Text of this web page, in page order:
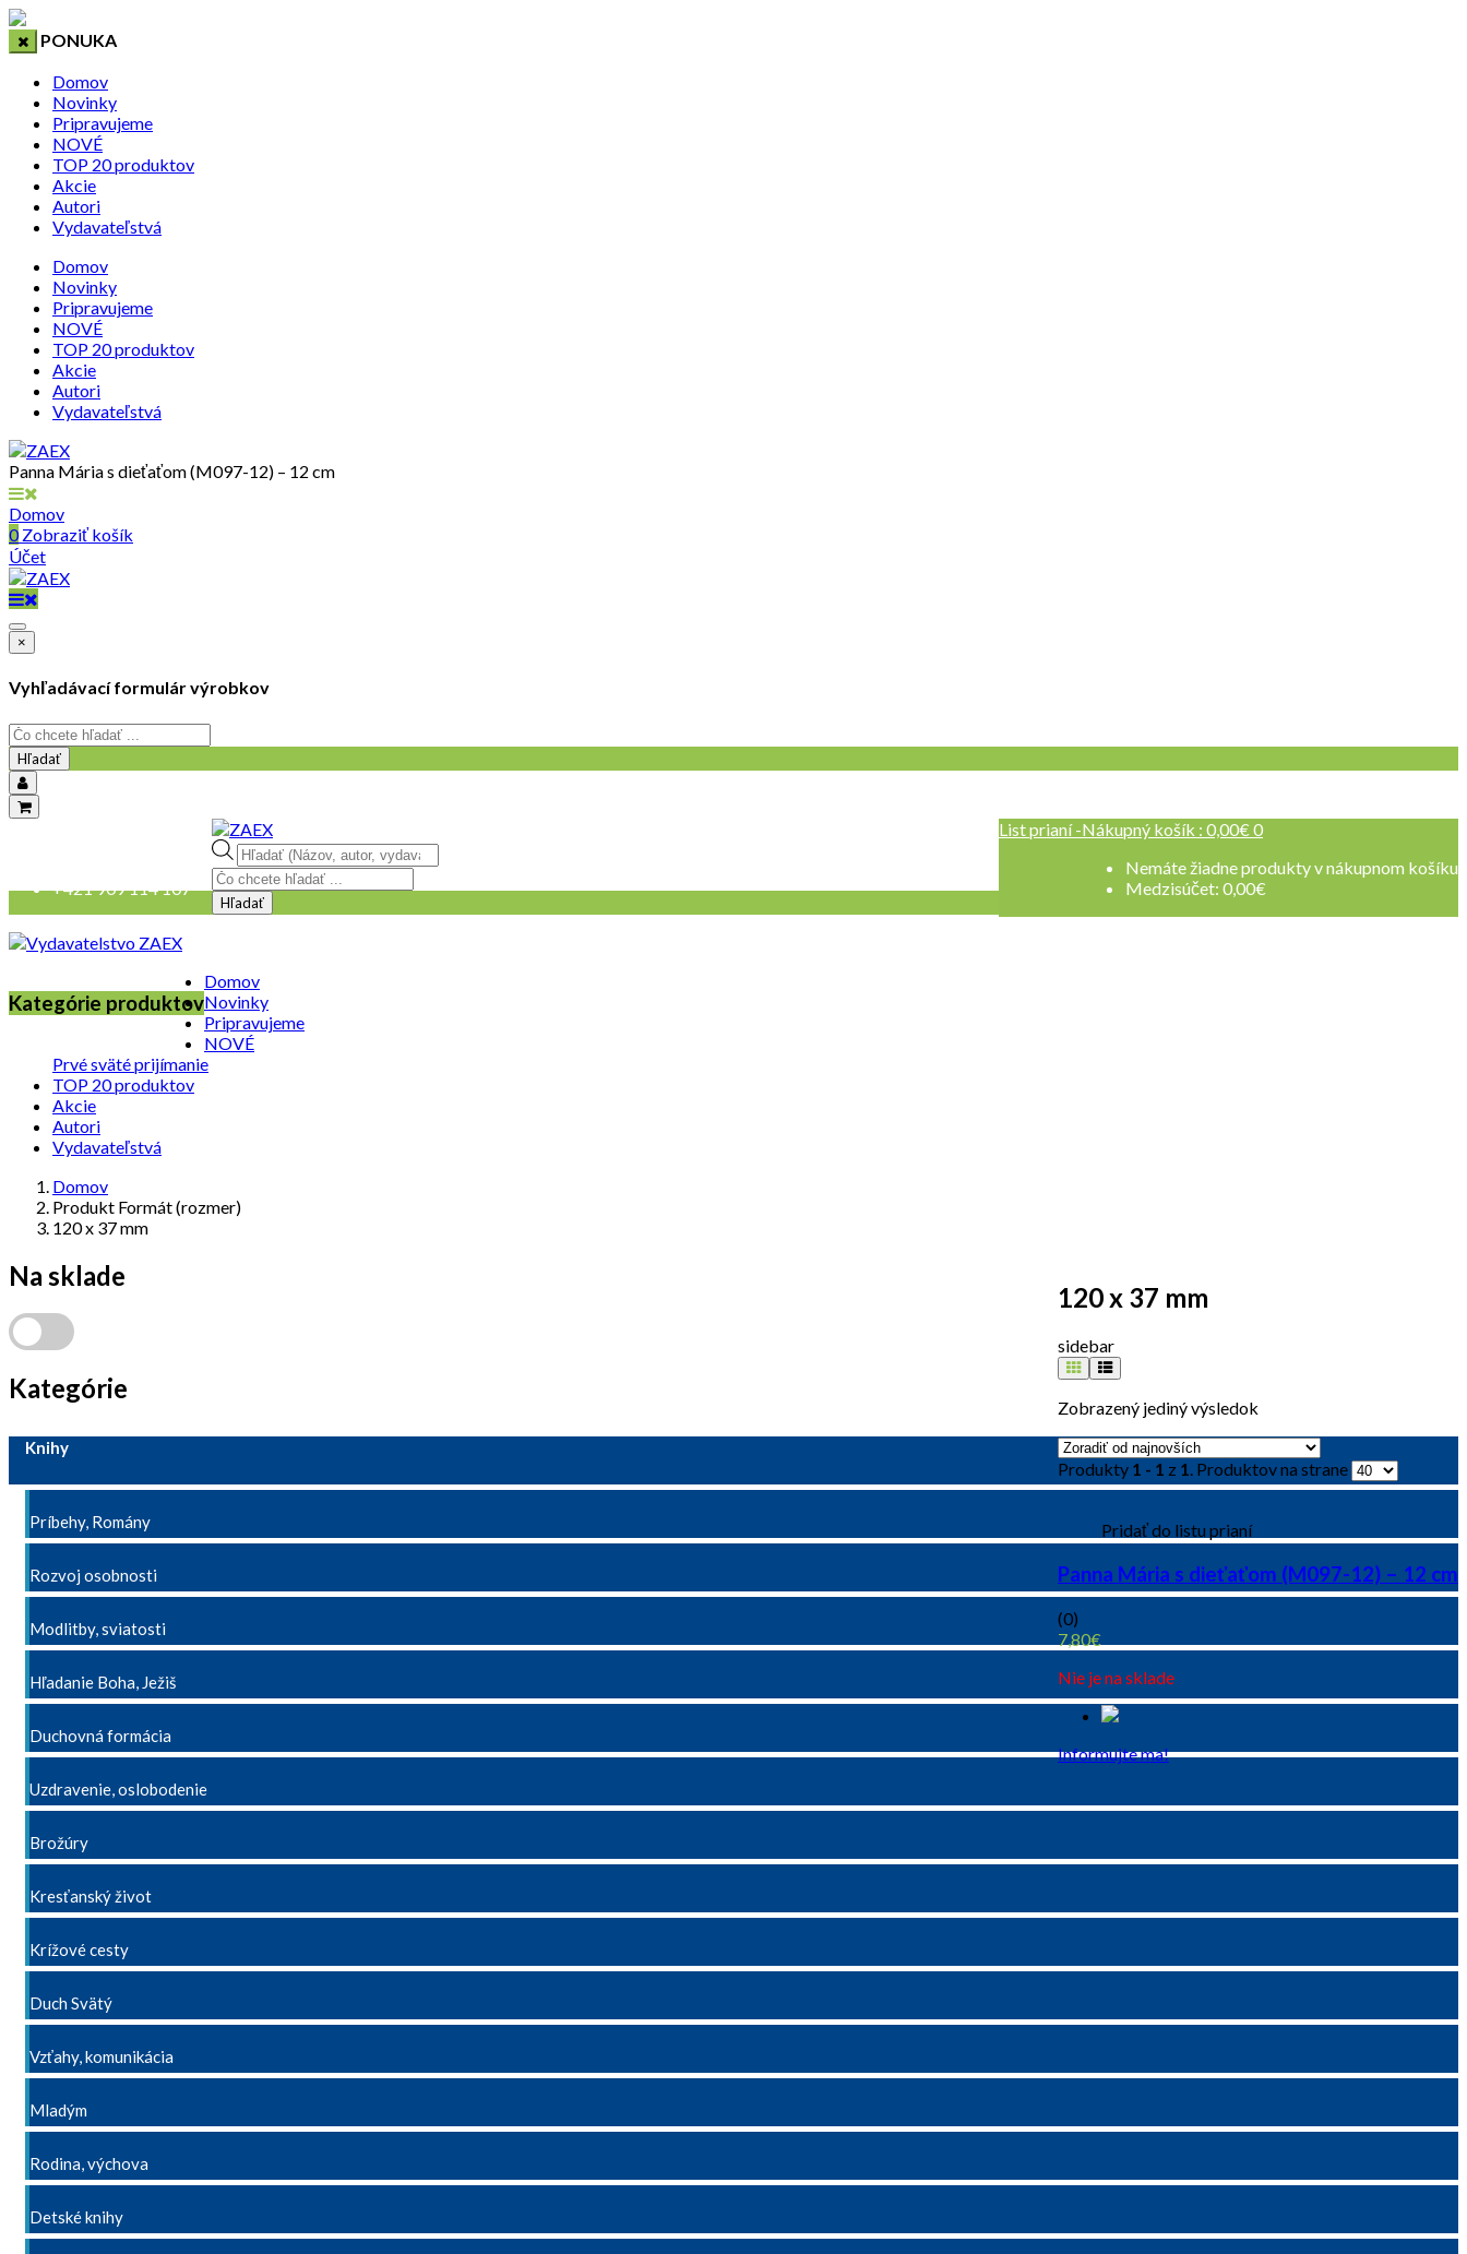
PONUKA
Domov
Novinky
Pripravujeme
NOVÉ
TOP 20 produktov
Akcie
Autori
Vydavateľstvá
Domov
Novinky
Pripravujeme
NOVÉ
TOP 20 produktov
Akcie
Autori
Vydavateľstvá
Panna Mária s dieťaťom (M097-12) – 12 cm
Domov
0Zobraziť košík
Účet
×
Vyhľadávací formulár výrobkov
Hľadať
+421 909 114 107
Nákupný košík : 0,00€ 0
Nemáte žiadne produkty v nákupnom košíku
Medzisúčet: 0,00€
List prianí -
Products
search
Hľadať
Kategórie produktov
Domov
Novinky
Pripravujeme
NOVÉ
Prvé sväté prijímanie
TOP 20 produktov
Akcie
Autori
Vydavateľstvá
Domov
Produkt Formát (rozmer)
120 x 37 mm
120 x 37 mm
sidebar
Zobrazený jediný výsledok
Produkty 1 - 1 z 1. Produktov na strane
Pridať do listu prianí
Panna Mária s dieťaťom (M097-12) – 12 cm
(0)
7,80€
Nie je na sklade
Informujte ma!
Na sklade
Kategórie
Knihy
Príbehy, Romány
Rozvoj osobnosti
Modlitby, sviatosti
Hľadanie Boha, Ježiš
Duchovná formácia
Uzdravenie, oslobodenie
Brožúry
Kresťanský život
Krížové cesty
Duch Svätý
Vzťahy, komunikácia
Mladým
Rodina, výchova
Detské knihy